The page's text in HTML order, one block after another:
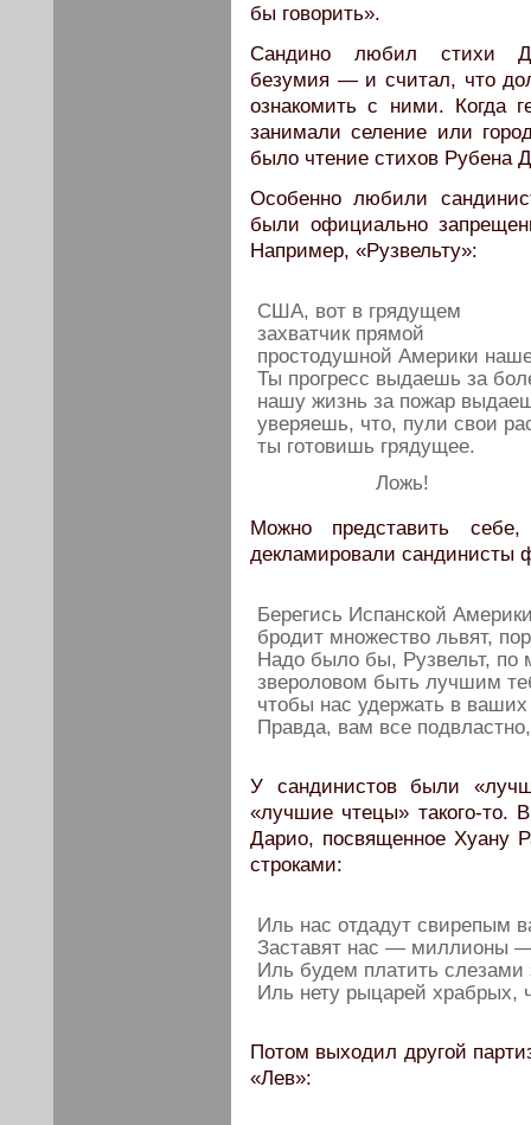
бы говорить».
Сандино любил стихи
безумия — и считал, что
ознакомить с ними. Когда
занимали селение или
было чтение стихов Рубена
Особенно любили
были официально
Например, «Рузвельту»:
США, вот в грядущем
захватчик прямой
простодушной Америки
Ты прогресс выдаешь за
нашу жизнь за пожар
уверяешь, что, пули свои
ты готовишь грядущее.
Ложь!
Можно представить
декламировали сандинисты
Берегись Испанской
бродит множество львят,
Надо было бы, Рузвельт, по
звероловом быть лучшим
чтобы нас удержать в
Правда, вам все
У сандинистов были
«лучшие чтецы» такого-то.
Дарио, посвященное Хуану
строками:
Иль нас отдадут свирепым
Заставят нас — миллионы —
Иль будем платить слезами
Иль нету рыцарей храбрых,
Потом выходил другой
«Лев»: